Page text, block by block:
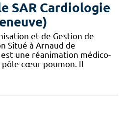
SAR Cardiologie
et de Gestion de
Situé à Arnaud de
est une réanimation médico-
cœur-poumon. Il